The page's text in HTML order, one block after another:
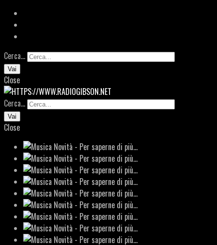
Cerca...
Vai
Close
Cerca...
Vai
Close